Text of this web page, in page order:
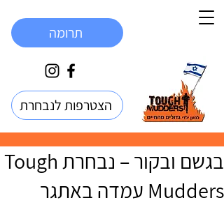
תרומה
הצטרפות לנבחרת
בגשם ובקור – נבחרת Tough
Mudders עמדה באתגר